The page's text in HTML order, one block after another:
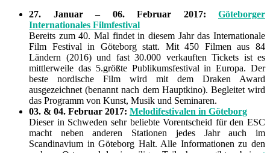
27. Januar – 06. Februar 2017: Göteborger
Internationales Filmfestival
Bereits zum 40. Mal findet in diesem Jahr das Internationale
Film Festival in Göteborg statt. Mit 450 Filmen aus 84
Ländern (2016) und fast 30.000 verkauften Tickets ist es
mittlerweile das 5.größte Publikumsfestival in Europa. Der
beste nordische Film wird mit dem Draken Award
ausgezeichnet (benannt nach dem Hauptkino). Begleitet wird
das Programm von Kunst, Musik und Seminaren.
03. & 04. Februar 2017: Melodifestivalen in Göteborg
Dieser in Schweden sehr beliebte Vorentscheid für den ESC
macht neben anderen Stationen jedes Jahr auch im
Scandinavium in Göteborg Halt. Alle Informationen zu den